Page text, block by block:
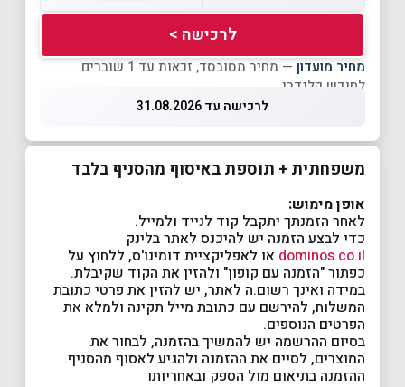
לרכישה >
מחיר מועדון
— מחיר מסובסד, זכאות עד 1 שוברים
לחודש קלנדרי
לרכישה עד 31.08.2026
משפחתית + תוספת באיסוף מהסניף בלבד
אופן מימוש:
לאחר הזמנתך יתקבל קוד לנייד ולמייל.
כדי לבצע הזמנה יש להיכנס לאתר בלינק
dominos.co.il או לאפליקציית דומינו'ס, ללחוץ על
כפתור "הזמנה עם קופון" ולהזין את הקוד שקיבלת.
במידה ואינך רשום.ה לאתר, יש להזין את פרטי כתובת
המשלוח, להירשם עם כתובת מייל תקינה ולמלא את
הפרטים הנוספים.
בסיום ההרשמה יש להמשיך בהזמנה, לבחור את
המוצרים, לסיים את ההזמנה ולהגיע לאסוף מהסניף.
ההזמנה בתיאום מול הספק ובאחריותו